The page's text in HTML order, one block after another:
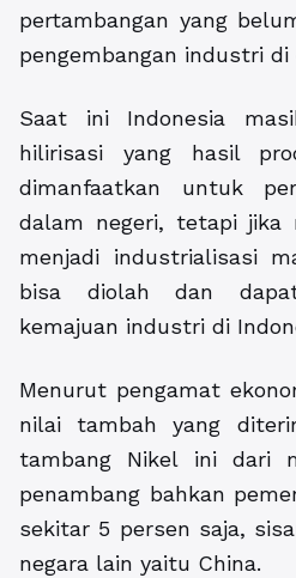
pertambangan yang
pengembangan industri di
Saat ini Indonesia
hilirisasi yang hasil
dimanfaatkan untuk
dalam negeri, tetapi jika
menjadi industrialisasi
bisa diolah dan
kemajuan industri di
Menurut pengamat
nilai tambah yang
tambang Nikel ini dari
penambang bahkan
sekitar 5 persen saja,
negara lain yaitu China.